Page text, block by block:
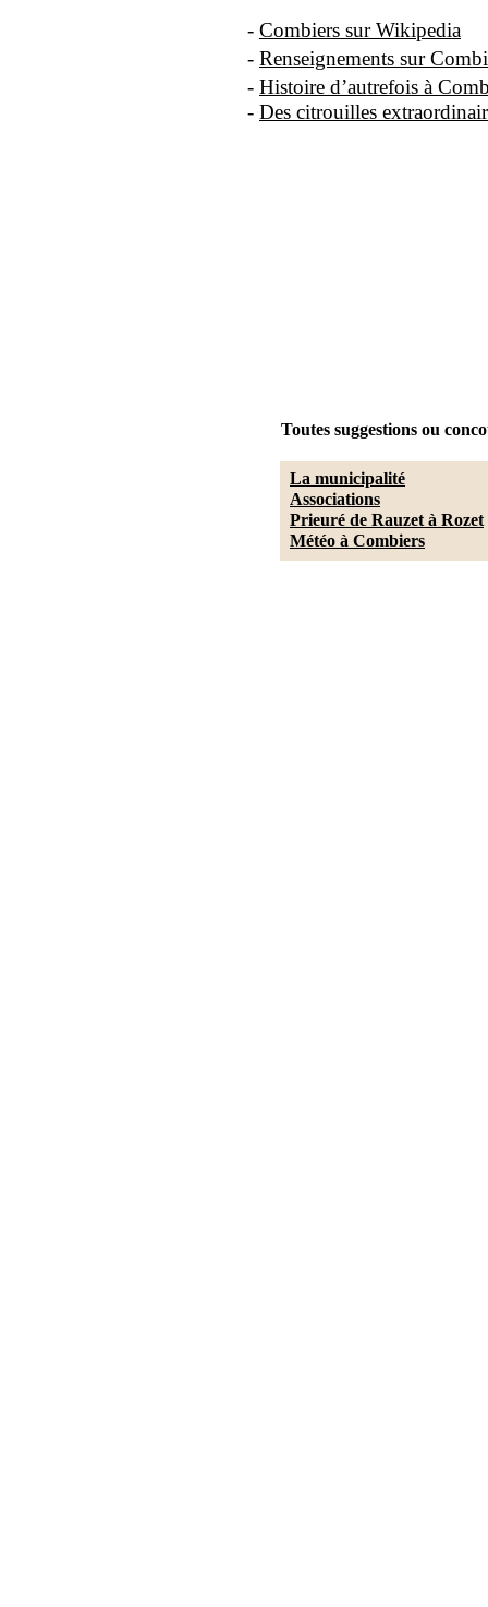
- Combiers sur Wikipedia
- Renseignements sur
- Histoire d’autrefois à
- Des citrouilles
Toutes suggestions ou
La municipalité
Associations
Prieuré de Rauzet à Rozet
Météo à Combiers